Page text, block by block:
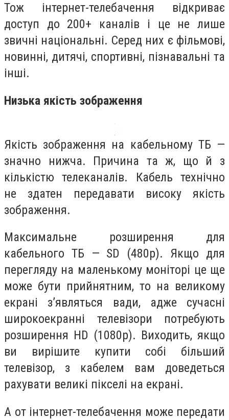
Тож інтернет-телебачення відкриває
доступ до 200+ каналів і це не лише
звичні національні. Серед них є фільмові,
новинні, дитячі, спортивні, пізнавальні та
інші.
Низька якість зображення
Якість зображення на кабельному ТБ —
значно нижча. Причина та ж, що й з
кількістю телеканалів. Кабель технічно
не здатен передавати високу якість
зображення.
Максимальне розширення для
кабельного ТБ — SD (480p). Якщо для
перегляду на маленькому моніторі це ще
може бути прийнятним, то на великому
екрані з’являться вади, адже сучасні
широкоекранні телевізори потребують
розширення HD (1080р). Виходить, якщо
ви вирішите купити собі більший
телевізор, з кабелем вам доведеться
рахувати великі пікселі на екрані.
А от інтернет-телебачення може передати